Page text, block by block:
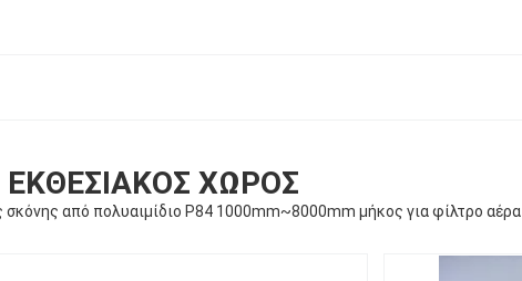
ΕΚΘΕΣΙΑΚΌΣ ΧΏΡΟΣ
από πολυαιμίδιο P84 1000mm~8000mm μήκος για φίλτρο αέρα